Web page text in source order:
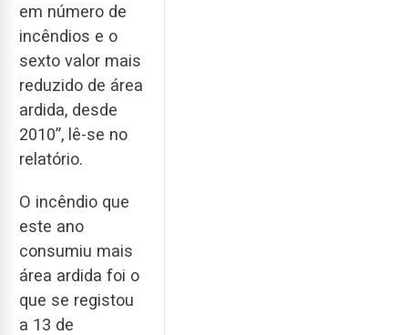
em número de
incêndios e o
sexto valor mais
reduzido de área
ardida, desde
2010”, lê-se no
relatório.
O incêndio que
este ano
consumiu mais
área ardida foi o
que se registou
a 13 de